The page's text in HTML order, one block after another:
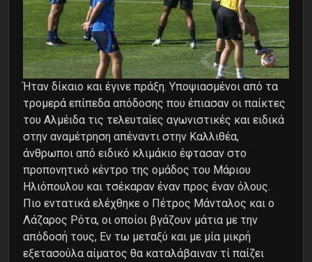
Ήταν δίκαιο και έγινε πράξη. Υποψιασμένοι από τα
τρομερά επίπεδα απόδοσης που έπιασαν οι παίκτες
του Αλμέιδα τις τελευταίες αγωνιστικές και ειδικά
στην αναμέτρηση απέναντι στην Καλλιθέα,
άνθρωποι από ειδικό κλιμάκιο έφτασαν στο
προπονητικό κέντρο της ομάδος του Μάριου
Ηλιόπουλου και τσέκαραν έναν προς έναν όλους.
Πιο εντατικά ελέχθηκε ο Πέτρος Μάνταλος και ο
Λάζαρος Ρότα, οι οποίοι βγάζουν μάτια με την
απόδοσή τους, Εν τω μεταξύ και με μία μικρή
εξετασούλα αίματος θα καταλάβαιναν τί παίζει